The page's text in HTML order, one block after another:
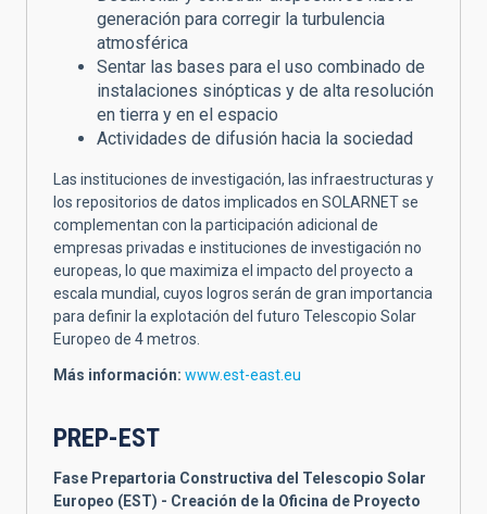
generación para corregir la turbulencia
atmosférica
Sentar las bases para el uso combinado de
instalaciones sinópticas y de alta resolución
en tierra y en el espacio
Actividades de difusión hacia la sociedad
Las instituciones de investigación, las infraestructuras y
los repositorios de datos implicados en SOLARNET se
complementan con la participación adicional de
empresas privadas e instituciones de investigación no
europeas, lo que maximiza el impacto del proyecto a
escala mundial, cuyos logros serán de gran importancia
para definir la explotación del futuro Telescopio Solar
Europeo de 4 metros.
Más información: www.est-east.eu
PREP-EST
Fase Prepartoria Constructiva del Telescopio Solar
Europeo (EST) - Creación de la Oficina de Proyecto